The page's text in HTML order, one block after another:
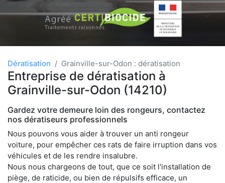
Dératisation Grainville-sur-Odon : dératisation
Entreprise de dératisation à
Grainville-sur-Odon (14210)
Gardez votre demeure loin des rongeurs, contactez
nos dératiseurs professionnels
Nous pouvons vous aider à trouver un anti rongeur
voiture, pour empêcher ces rats de faire irruption dans vos
véhicules et de les rendre insalubre.
Nous nous chargeons de tout, que ce soit l'installation de
piège, de raticide, ou bien de répulsifs efficace, un